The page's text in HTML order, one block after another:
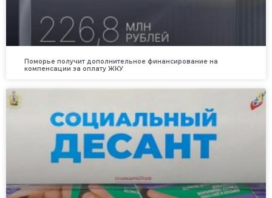
Поморье получит дополнительное финансирование на
компенсации за оплату ЖКУ